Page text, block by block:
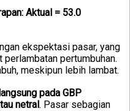
Aktual = 53.0
ekspektasi pasar, yang
pertumbuhan.
meskipun lebih lambat.
pada GBP
netral. Pasar sebagian